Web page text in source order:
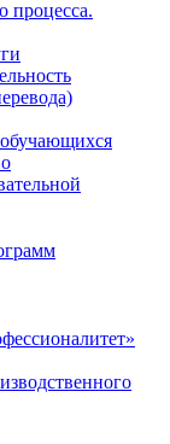
процесса.